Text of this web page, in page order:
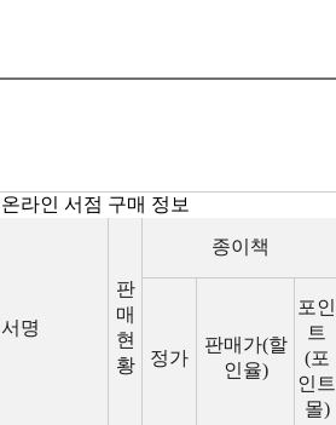
온라인 서점 구매 정보
서명
판
매
현
황
종이책
정가
판매가(할
인율)
포인
트
(포
인트
몰)